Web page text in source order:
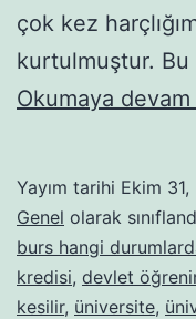
çok kez
kurtulmuştur.
Okumaya
Yayım tarihi Ekim 31,
Genel olarak
burs hangi
kredisi, devlet
kesilir, üniversite,